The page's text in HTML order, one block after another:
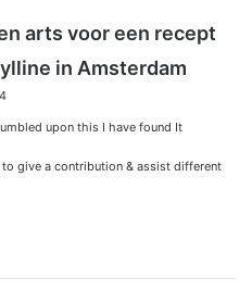
arts voor een recept
in Amsterdam
upon this I have found It
give a contribution & assist different